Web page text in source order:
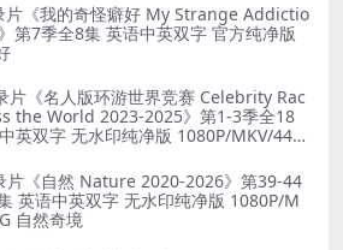
片《我的奇怪癖好 My Strange Addictio
第7季全8集 英语中英双字 官方纯净版
片《名人版环游世界竞赛 Celebrity Rac
the World 2023-2025》第1-3季全18
英双字 无水印纯净版 1080P/MKV/44.8
片《自然 Nature 2020-2026》第39-44
英语中英双字 无水印纯净版 1080P/M
自然奇境